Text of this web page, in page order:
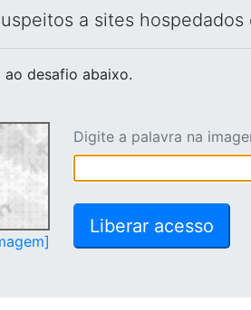
a sites hospedados
ao desafio abaixo.
Digite a palavra na